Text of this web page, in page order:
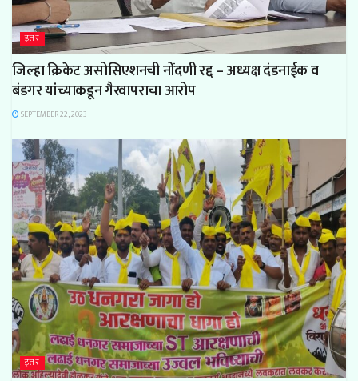
इतर
जिल्हा क्रिकेट असोसिएशनची नोंदणी रद्द – अध्यक्ष दंडनाईक व
बंडगर यांच्याकडून गैरवापराचा आरोप
SEPTEMBER 22, 2023
इतर